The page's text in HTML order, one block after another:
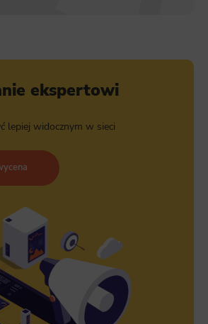
ekspertowi
lepiej widocznym w sieci